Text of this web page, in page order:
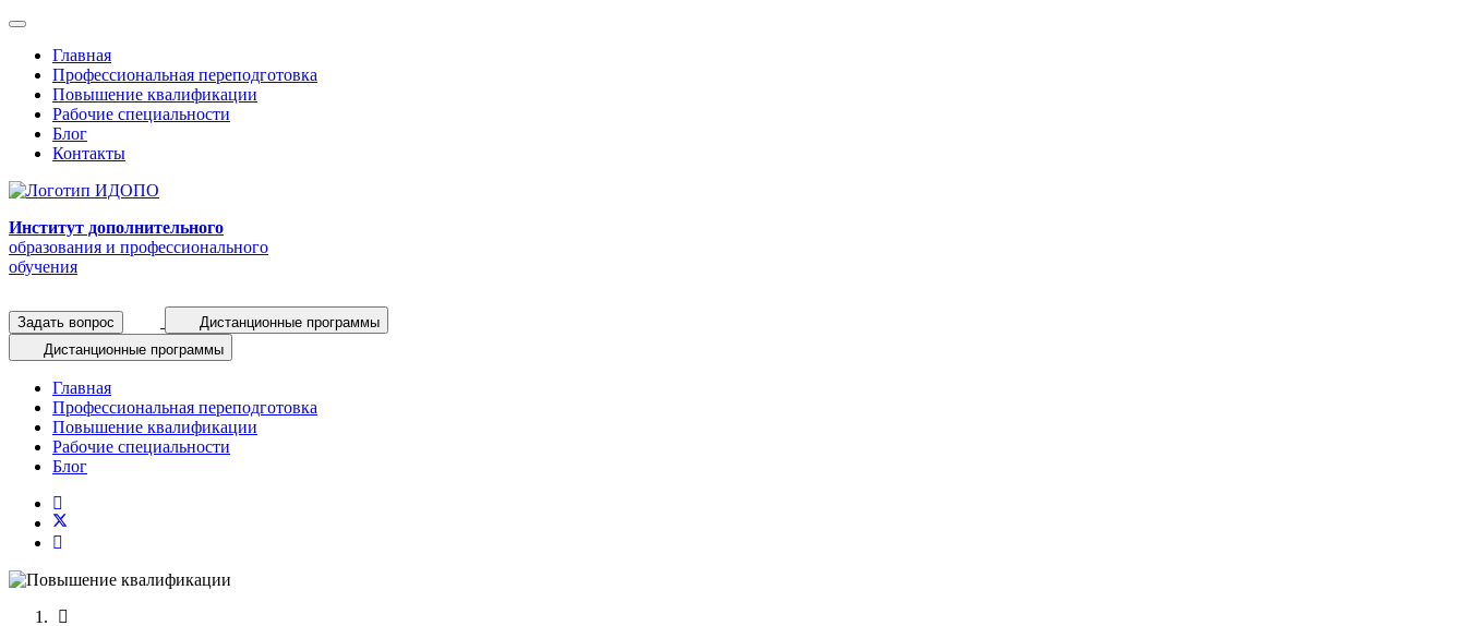
Главная
Профессиональная переподготовка
Повышение квалификации
Рабочие специальности
Блог
Контакты
Институт дополнительного
образования и профессионального
обучения
Задать вопрос
Дистанционные программы
Дистанционные программы
Главная
Профессиональная переподготовка
Повышение квалификации
Рабочие специальности
Блог